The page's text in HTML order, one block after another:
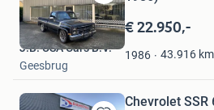
Bewaren
in
Mijn
Favorieten
€ 22.950,-
1986 43.916 km
J.B. USA Cars B.V.
Geesbrug
Chevrolet SSR